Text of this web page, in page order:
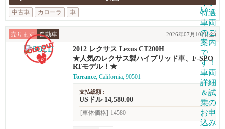
中古車
カローラ 車
売ります 自動車 2026年07月10日(金)
2012 レクサス Lexus CT200H
★人気のレクサス製ハイブリッド車、F-SPO
RTモデル！★
Torrance, California, 90501
支払総額 :
USドル 14,580.00
[車体価格] 14580